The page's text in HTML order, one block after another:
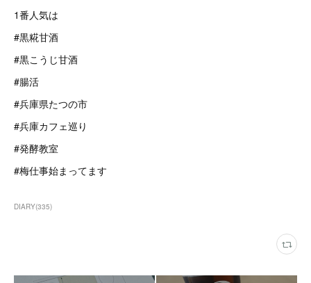
1番人気は
#黒糀甘酒
#黒こうじ甘酒
#腸活
#兵庫県たつの市
#兵庫カフェ巡り
#発酵教室
#梅仕事始まってます
DIARY(335)